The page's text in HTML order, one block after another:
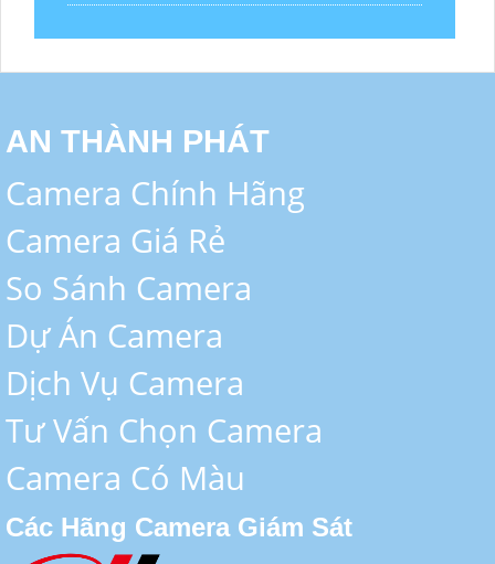
AN THÀNH PHÁT
Camera Chính Hãng
Camera Giá Rẻ
So Sánh Camera
Dự Án Camera
Dịch Vụ Camera
Tư Vấn Chọn Camera
Camera Có Màu
Các Hãng Camera Giám Sát